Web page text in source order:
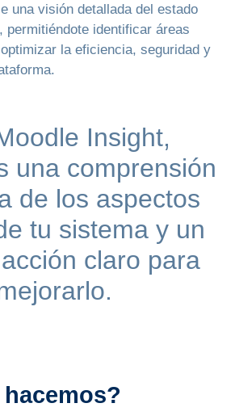
una visión detallada del estado
permitiéndote identificar áreas
la eficiencia, seguridad y
Insight,
una comprensión
de los aspectos
tu sistema y un
claro para